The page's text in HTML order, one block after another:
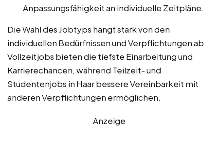
Anpassungsfähigkeit an individuelle Zeitpläne.
Die Wahl des Jobtyps hängt stark von den
individuellen Bedürfnissen und Verpflichtungen ab.
Vollzeitjobs bieten die tiefste Einarbeitung und
Karrierechancen, während Teilzeit- und
Studentenjobs in Haar bessere Vereinbarkeit mit
anderen Verpflichtungen ermöglichen.
Anzeige